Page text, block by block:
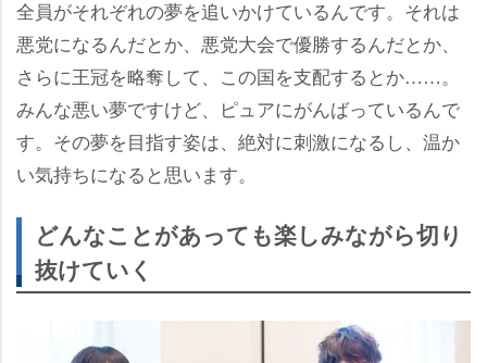
全員がそれぞれの夢を追いかけているんです。それは
悪党になるんだとか、悪党大会で優勝するんだとか、
さらに王冠を略奪して、この国を支配するとか……。
みんな悪い夢ですけど、ピュアにがんばっているんで
す。その夢を目指す姿は、絶対に刺激になるし、温か
い気持ちになると思います。
どんなことがあっても楽しみながら切り
抜けていく